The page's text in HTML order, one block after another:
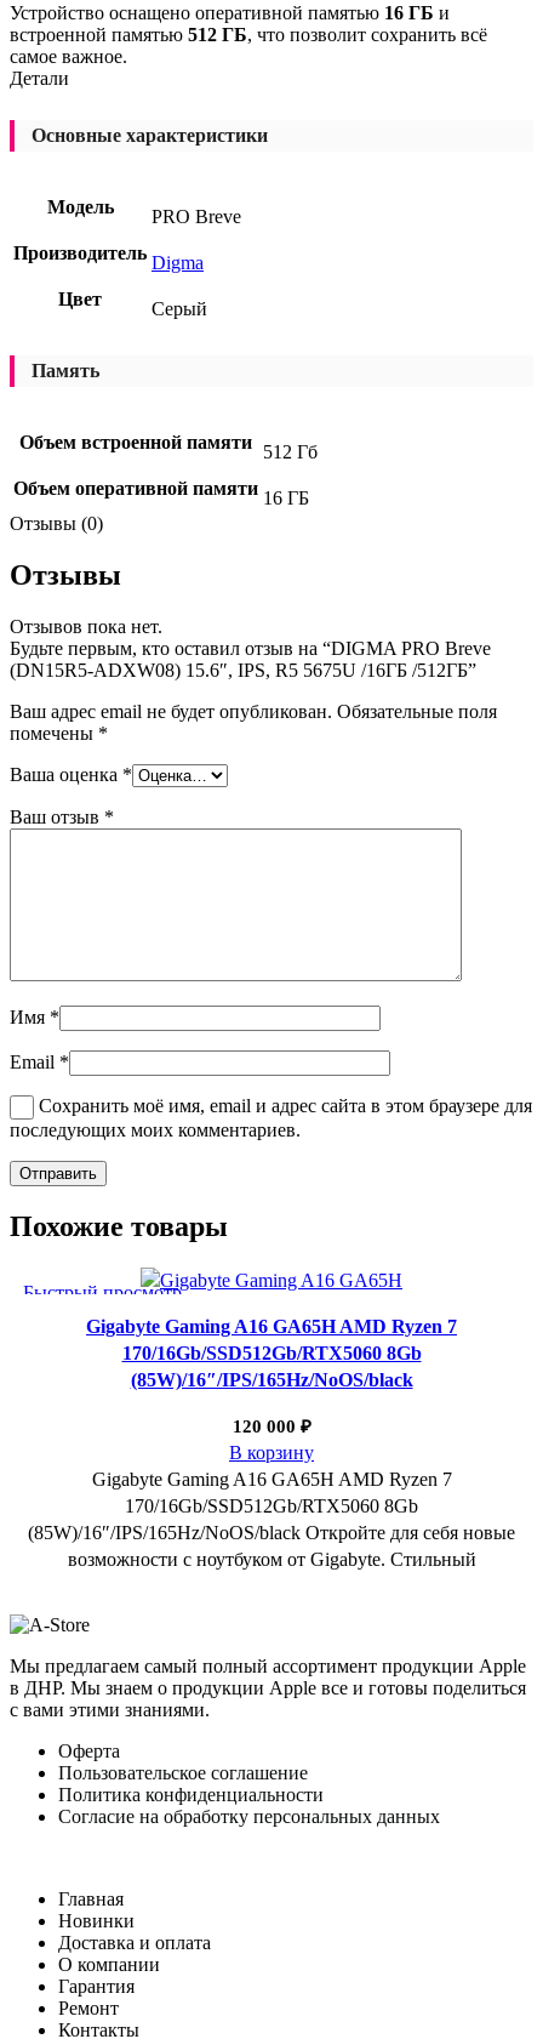
Устройство оснащено оперативной памятью 16 ГБ и
встроенной памятью 512 ГБ, что позволит сохранить всё
самое важное.
Детали
Основные характеристики
Модель
PRO Breve
Производитель Digma
Цвет
Серый
Память
Объем встроенной памяти 512 Гб
Объем оперативной памяти 16 ГБ
Отзывы (0)
Отзывы
Отзывов пока нет.
Будьте первым, кто оставил отзыв на “DIGMA PRO Breve
(DN15R5-ADXW08) 15.6″, IPS, R5 5675U /16ГБ /512ГБ”
Ваш адрес email не будет опубликован. Обязательные поля
помечены *
Ваша оценка *
Ваш отзыв *
Имя *
Email *
Сохранить моё имя, email и адрес сайта в этом браузере для
последующих моих комментариев.
Похожие товары
Быстрый просмотр
Добавить в избранное
Gigabyte Gaming A16 GA65H AMD Ryzen 7
170/16Gb/SSD512Gb/RTX5060 8Gb
(85W)/16″/IPS/165Hz/NoOS/black
120 000 ₽
В корзину
Gigabyte Gaming A16 GA65H AMD Ryzen 7
170/16Gb/SSD512Gb/RTX5060 8Gb
(85W)/16″/IPS/165Hz/NoOS/black Откройте для себя новые
возможности с ноутбуком от Gigabyte. Стильный
Мы предлагаем самый полный ассортимент продукции Apple
в ДНР. Мы знаем о продукции Apple все и готовы поделиться
с вами этими знаниями.
Оферта
Пользовательское соглашение
Политика конфиденциальности
Согласие на обработку персональных данных
Главная
Новинки
Доставка и оплата
О компании
Гарантия
Ремонт
Контакты